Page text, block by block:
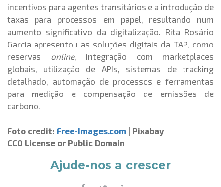
incentivos para agentes transitários e a introdução de
taxas para processos em papel, resultando num
aumento significativo da digitalização. Rita Rosário
Garcia apresentou as soluções digitais da TAP, como
reservas online, integração com marketplaces
globais, utilização de APIs, sistemas de tracking
detalhado, automação de processos e ferramentas
para medição e compensação de emissões de
carbono.
Foto credit: Free-Images.com | Pixabay
CC0 License or Public Domain
Ajude-nos a crescer